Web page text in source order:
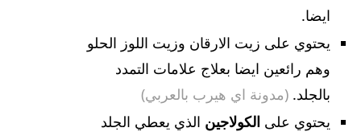
ايضا.
يحتوي على زيت الارقان وزيت اللوز الحلو
وهم رائعين ايضا بعلاج علامات التمدد
بالجلد. (مدونة اي هيرب بالعربي)
يحتوي على الكولاجين الذي يعطي الجلد